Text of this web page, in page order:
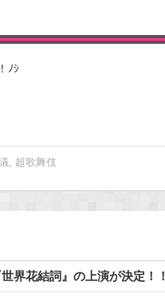
ﾉｼ
超歌舞伎
界花結詞』の上演が決定！！